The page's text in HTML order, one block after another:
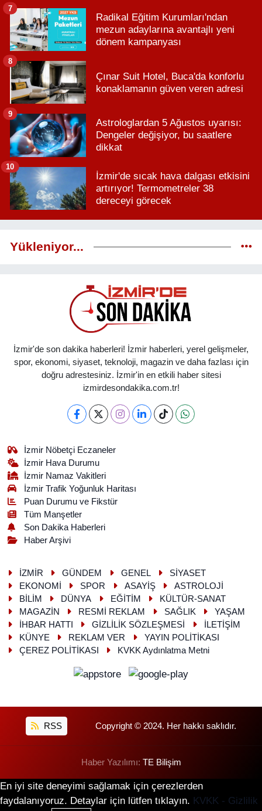
Radikal Eğitim Kurumları'ndan
mezun adaylarına avantajlı yeni
dönem kampanyası
7
Çınar Suit Hotel, Buca'da konforlu
konaklamanın güven veren adresi
8
Astrologlardan 5 Ağustos uyarısı:
Dengeler değişiyor, bu saatlere
dikkat
9
İzmir'de sıcak hava dalgası etkisini
artırıyor! Termometreler 38
dereceyi görecek
10
Yükleniyor...
İzmir'de son dakika haberleri! İzmir haberleri, yerel gelişmeler,
spor, ekonomi, siyaset, teknoloji, magazin ve daha fazlası için
doğru adrestesiniz. İzmir'in en etkili haber sitesi
izmirdesondakika.com.tr!
İzmir Nöbetçi Eczaneler
İzmir Hava Durumu
İzmir Namaz Vakitleri
İzmir Trafik Yoğunluk Haritası
Puan Durumu ve Fikstür
Tüm Manşetler
Son Dakika Haberleri
Haber Arşivi
İZMİR GÜNDEM GENEL
SİYASET
EKONOMİ
SPOR ASAYİŞ
ASTROLOJİ
BİLİM
DÜNYA EĞİTİM
KÜLTÜR-SANAT
MAGAZİN
RESMİ REKLAM SAĞLIK
YAŞAM
İHBAR HATTI
GİZLİLİK SÖZLEŞMESİ
İLETİŞİM
KÜNYE
REKLAM VER
YAYIN POLİTİKASI
ÇEREZ POLİTİKASI
KVKK Aydınlatma Metni
RSS Copyright © 2024. Her hakkı saklıdır.
Haber Yazılımı: TE Bilişim
En iyi site deneyimi sağlamak için çerezlerden
faydalanıyoruz. Detaylar için lütfen tıklayın. KVKK - Gizlilik